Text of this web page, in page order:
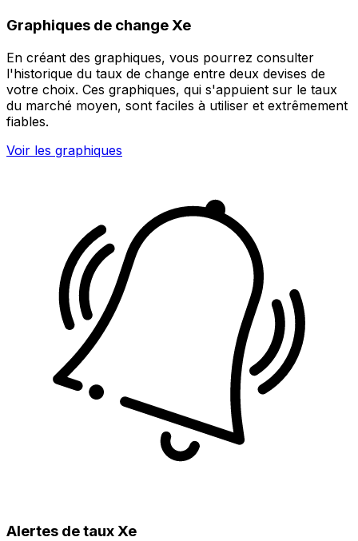
Graphiques de change Xe
En créant des graphiques, vous pourrez consulter
l'historique du taux de change entre deux devises de
votre choix. Ces graphiques, qui s'appuient sur le taux
du marché moyen, sont faciles à utiliser et extrêmement
fiables.
Voir les graphiques
Alertes de taux Xe